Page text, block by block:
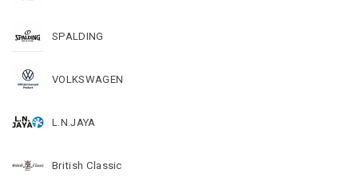
SPALDING
VOLKSWAGEN
L.N.JAYA
British Classic